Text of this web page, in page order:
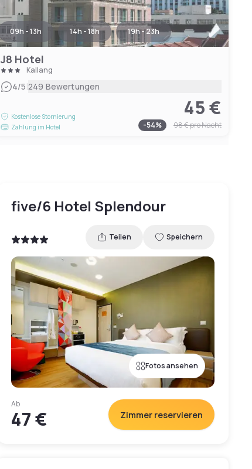
09h - 13h 14h - 18h 19h - 23h
J8 Hotel
Kallang
4/5|249 Bewertungen
Kostenlose Stornierung
Zahlung im Hotel
45 €
-54% 98 €pro Nacht
five/6 Hotel Splendour
Teilen Speichern
Fotos ansehen
Ab
47 € Zimmer reservieren